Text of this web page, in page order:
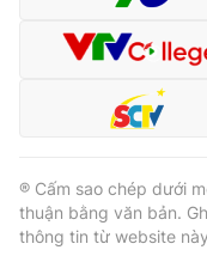
® Cấm sao chép dưới
thuận bằng văn bản.
thông tin từ website